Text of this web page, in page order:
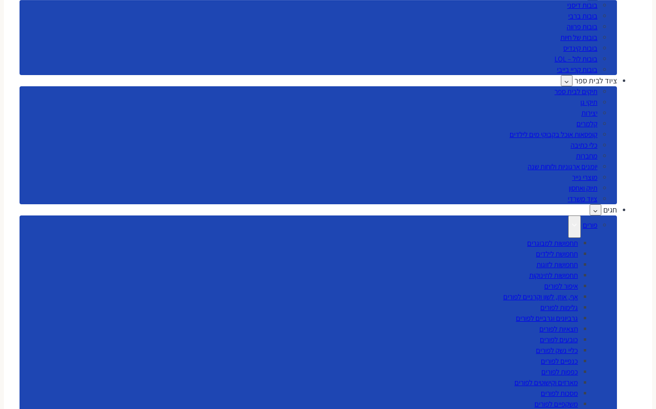
בובות דיסני
בובות ברבי
בובות פרווה
בובות של חיות
בובות קינדיס
בובות לול – LOL
בובות קריי בייבי
ציוד לבית ספר
תיקים לבית ספר
תיקי גן
יצירות
קלמרים
קופסאות אוכל בקבוקי מים לילדים
כלי כתיבה
מחברות
יומנים ארגוניות ולוחות שנה
מוצרי נייר
תיוק ואחסון
ציוד משרדי
חגים
פורים
תחפושות למבוגרים
תחפושת לילדים
תחפושות לזוגות
תחפושות לתינוקות
איפור לפורים
אף, אוזן, לשון וקרניים לפורים
גלימות לפורים
גרביונים וגרביים לפורים
חצאיות לפורים
כובעים לפורים
כליי נשק לפורים
כנפיים לפורים
כפפות לפורים
מארזים וקישוטים לפורים
מסכות לפורים
משקפיים לפורים